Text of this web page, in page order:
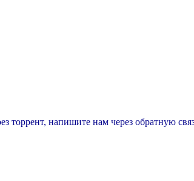
торрент, напишите нам через обратную